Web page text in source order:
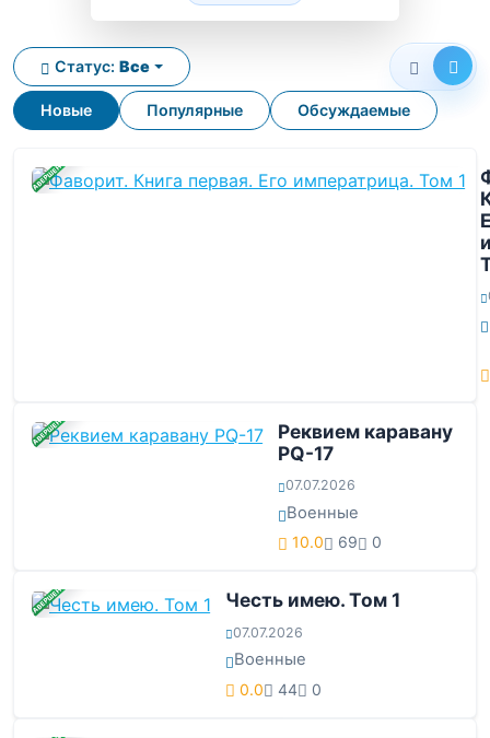
Новые Популярные Обсуждаемые
Статус: Все
ЗАВЕРШЕНА
ЗАВЕРШЕНА
Реквием каравану
PQ-17
07.07.2026
Военные
10.0 69 0
ЗАВЕРШЕНА Честь имею. Том 1
07.07.2026
Военные
0.0 44 0